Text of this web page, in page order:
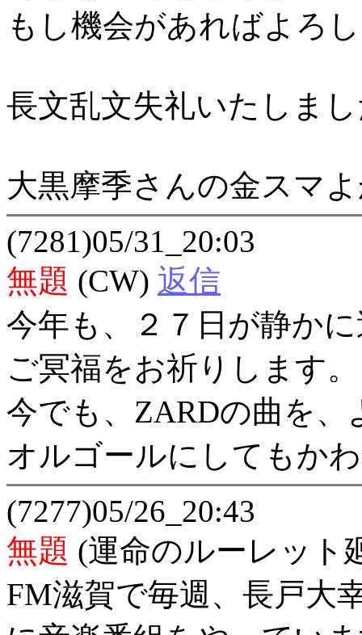
もし機会があればよろ
長文乱文失礼いたしま
大黒摩季さんの金スマ
(7281)05/31_20:03
無題 (CW) 返信
今年も、２７日が静か
ご冥福をお祈りします。
今でも、ZARDの曲を
オルゴールにしてもか
(7277)05/26_20:43
無題 (運命のルーレット
FM滋賀で毎週、長戸大